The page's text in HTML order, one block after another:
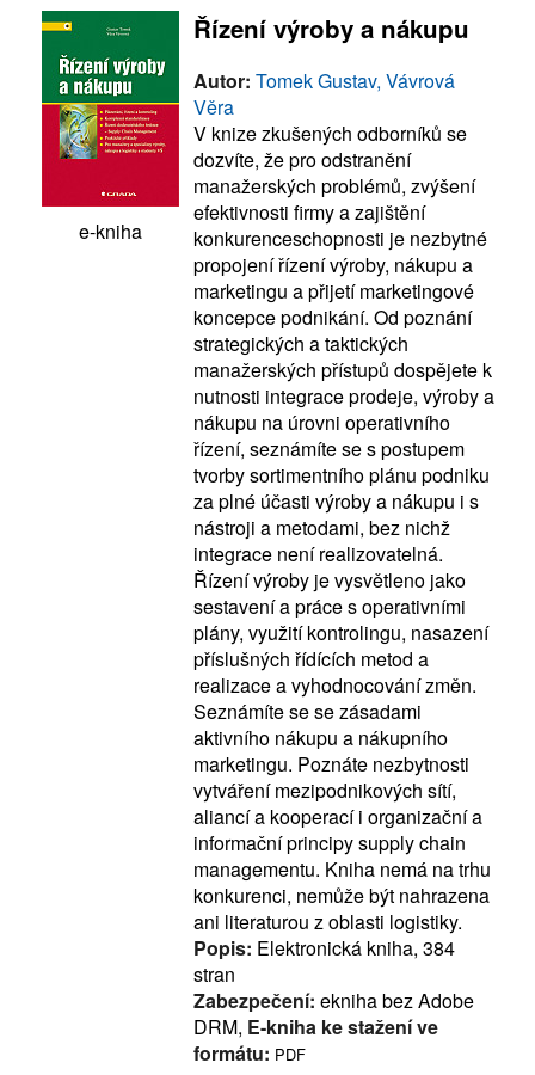
e-kniha
Řízení výroby a nákupu
Autor: Tomek Gustav, Vávrová
Věra
V knize zkušených odborníků se
dozvíte, že pro odstranění
manažerských problémů, zvýšení
efektivnosti firmy a zajištění
konkurenceschopnosti je nezbytné
propojení řízení výroby, nákupu a
marketingu a přijetí marketingové
koncepce podnikání. Od poznání
strategických a taktických
manažerských přístupů dospějete k
nutnosti integrace prodeje, výroby a
nákupu na úrovni operativního
řízení, seznámíte se s postupem
tvorby sortimentního plánu podniku
za plné účasti výroby a nákupu i s
nástroji a metodami, bez nichž
integrace není realizovatelná.
Řízení výroby je vysvětleno jako
sestavení a práce s operativními
plány, využití kontrolingu, nasazení
příslušných řídících metod a
realizace a vyhodnocování změn.
Seznámíte se se zásadami
aktivního nákupu a nákupního
marketingu. Poznáte nezbytnosti
vytváření mezipodnikových sítí,
aliancí a kooperací i organizační a
informační principy supply chain
managementu. Kniha nemá na trhu
konkurenci, nemůže být nahrazena
ani literaturou z oblasti logistiky.
Popis: Elektronická kniha, 384
stran
Zabezpečení: ekniha bez Adobe
DRM, E-kniha ke stažení ve
formátu: PDF